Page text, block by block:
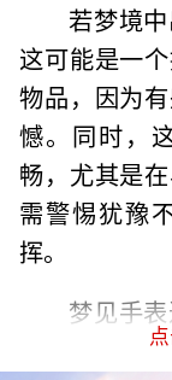
若梦境
这可能是一
物品，因为
憾。同时，
畅，尤其是
需警惕犹豫
挥。
梦见手
它可能预示